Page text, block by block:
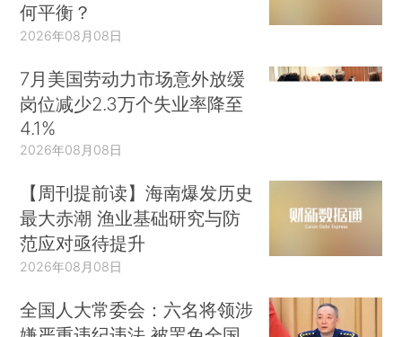
何平衡？
2026年08月08日
7月美国劳动力市场意外放缓
岗位减少2.3万个失业率降至
4.1%
2026年08月08日
【周刊提前读】海南爆发历史
最大赤潮 渔业基础研究与防
范应对亟待提升
2026年08月08日
全国人大常委会：六名将领涉